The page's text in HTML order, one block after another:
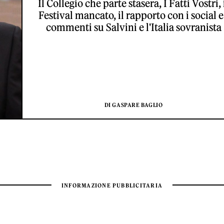
Il Collegio che parte stasera, I Fatti Vostri,
Festival mancato, il rapporto con i social
commenti su Salvini e l'Italia sovranista
DI GASPARE BAGLIO